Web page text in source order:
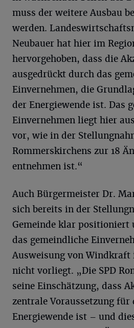
muss der weitere Ausbau
werden.
Neubauer hat hier im
hervorgehoben, dass die
ausgedrückt durch das
Einvernehmen, die
der Energiewende ist. Das
Einvernehmen liegt hier
vor, wie in der
Rommerskirchens zur 18
entnehmen ist.“
Auch Bürgermeister Dr.
sich bereits in der
Gemeinde klar positioniert
das gemeindliche
Ausweisung von
nicht vorliegt. „Die SPD
seine Einschätzung, dass
zentrale Voraussetzung für
Energiewende ist – und